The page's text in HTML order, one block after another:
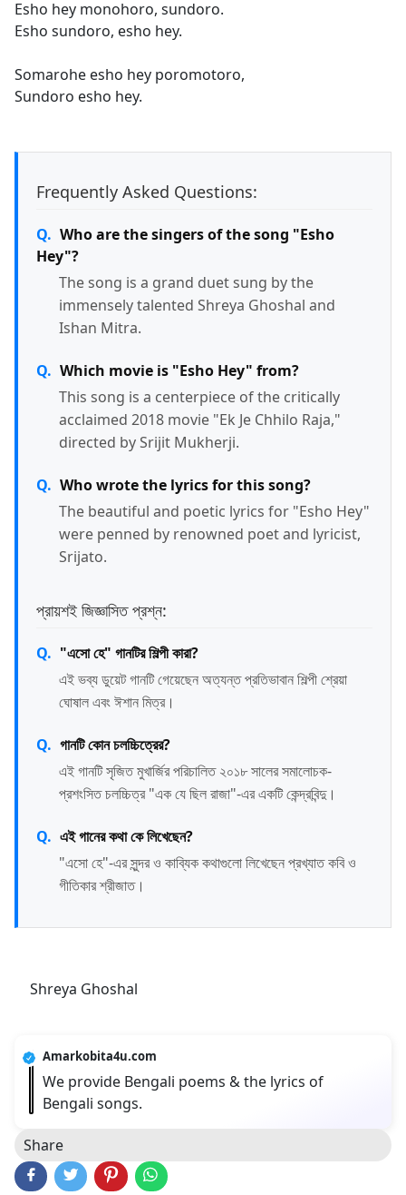
Esho hey monohoro, sundoro.
Esho sundoro, esho hey.
Somarohe esho hey poromotoro,
Sundoro esho hey.
Frequently Asked Questions:
Who are the singers of the song "Esho
Hey"?
The song is a grand duet sung by the
immensely talented Shreya Ghoshal and
Ishan Mitra.
Which movie is "Esho Hey" from?
This song is a centerpiece of the critically
acclaimed 2018 movie "Ek Je Chhilo Raja,"
directed by Srijit Mukherji.
Who wrote the lyrics for this song?
The beautiful and poetic lyrics for "Esho Hey"
were penned by renowned poet and lyricist,
Srijato.
প্রায়শই জিজ্ঞাসিত প্রশ্ন:
"এসো হে" গানটির শিল্পী কারা?
এই ভব্য ডুয়েট গানটি গেয়েছেন অত্যন্ত প্রতিভাবান শিল্পী শ্রেয়া
ঘোষাল এবং ঈশান মিত্র।
গানটি কোন চলচ্চিত্রের?
এই গানটি সৃজিত মুখার্জির পরিচালিত ২০১৮ সালের সমালোচক-
প্রশংসিত চলচ্চিত্র "এক যে ছিল রাজা"-এর একটি কেন্দ্রবিন্দু।
এই গানের কথা কে লিখেছেন?
"এসো হে"-এর সুন্দর ও কাব্যিক কথাগুলো লিখেছেন প্রখ্যাত কবি ও
গীতিকার শ্রীজাত।
Shreya Ghoshal
Amarkobita4u.com
We provide Bengali poems & the lyrics of
Bengali songs.
Share